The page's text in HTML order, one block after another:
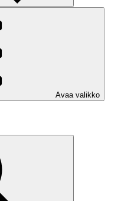
Avaa valikko